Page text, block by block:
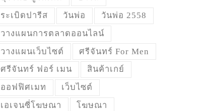
ระเบิดปารีส
วันพ่อ
วันพ่อ 2558
วางแผนการตลาดออนไลน์
วางแผนเว็บไซต์
ศรีจันทร์ For Men
ศรีจันทร์ ฟอร์ เมน
สินค้าเกย์
ออฟฟิศเมท
เว็บไซต์
เอเจนซี่โฆษณา
โฆษณา